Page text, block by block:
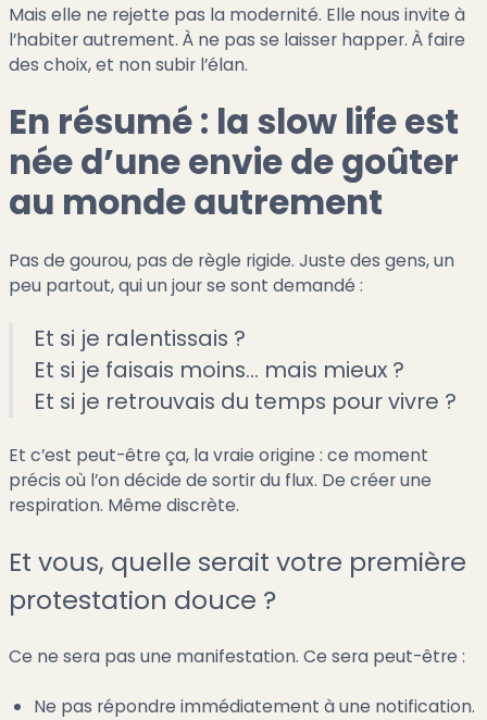
Mais elle ne rejette pas la modernité. Elle nous invite à
l’habiter autrement. À ne pas se laisser happer. À faire
des choix, et non subir l’élan.
En résumé : la slow life est
née d’une envie de goûter
au monde autrement
Pas de gourou, pas de règle rigide. Juste des gens, un
peu partout, qui un jour se sont demandé :
Et si je ralentissais ?
Et si je faisais moins… mais mieux ?
Et si je retrouvais du temps pour vivre ?
Et c’est peut-être ça, la vraie origine : ce moment
précis où l’on décide de sortir du flux. De créer une
respiration. Même discrète.
Et vous, quelle serait votre première
protestation douce ?
Ce ne sera pas une manifestation. Ce sera peut-être :
Ne pas répondre immédiatement à une notification.